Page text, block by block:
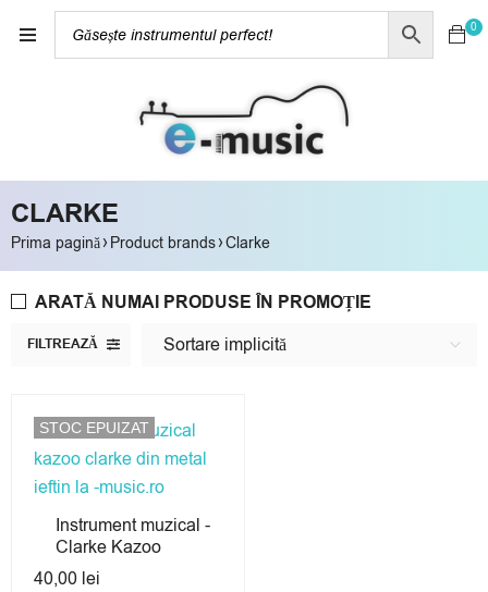
0
CLARKE
Prima pagină› Product brands›Clarke
FILTREAZĂ Sortare implicită
ARATĂ NUMAI PRODUSE ÎN PROMOȚIE
STOC EPUIZAT
Instrument muzical -
Clarke Kazoo
40,00 lei